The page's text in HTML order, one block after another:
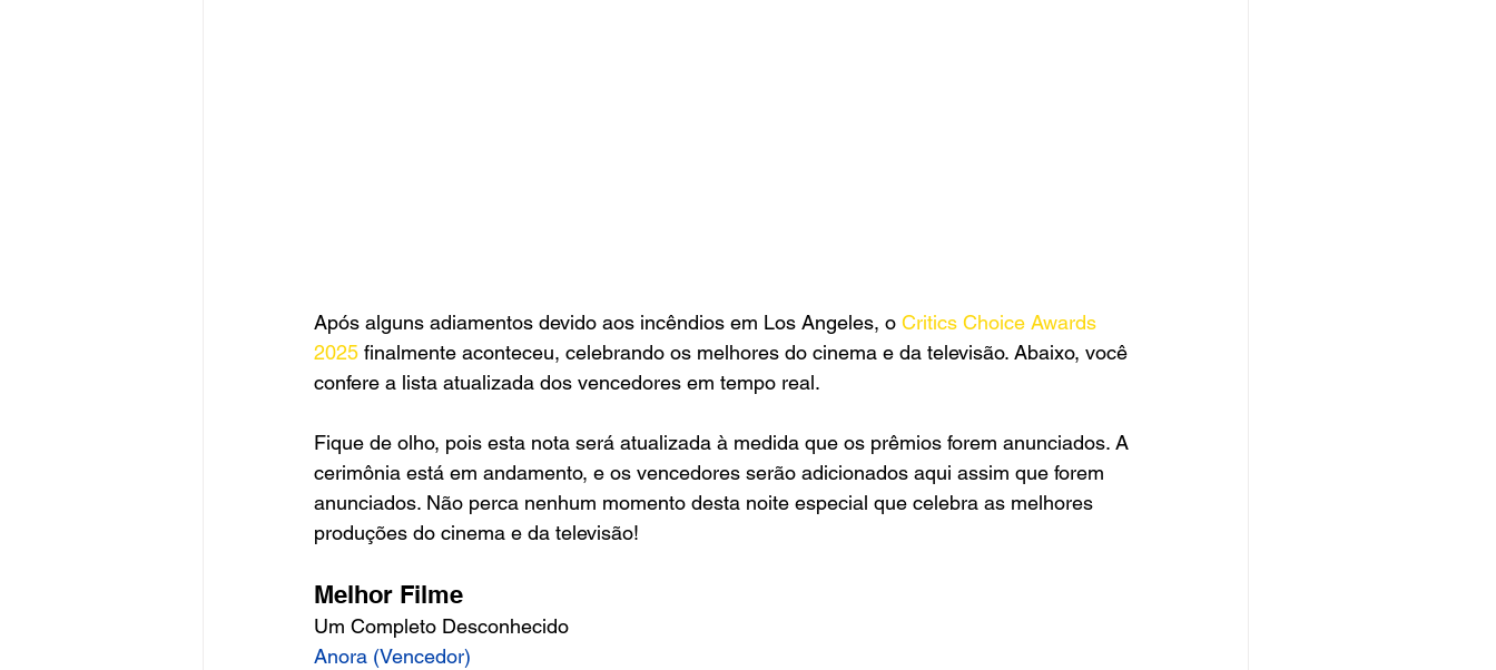
Após alguns adiamentos devido aos incêndios em Los Angeles, o Critics Choice Awards
2025 finalmente aconteceu, celebrando os melhores do cinema e da televisão. Abaixo, você
confere a lista atualizada dos vencedores em tempo real.
Fique de olho, pois esta nota será atualizada à medida que os prêmios forem anunciados. A
cerimônia está em andamento, e os vencedores serão adicionados aqui assim que forem
anunciados. Não perca nenhum momento desta noite especial que celebra as melhores
produções do cinema e da televisão!
Melhor Filme
Um Completo Desconhecido
Anora (Vencedor)